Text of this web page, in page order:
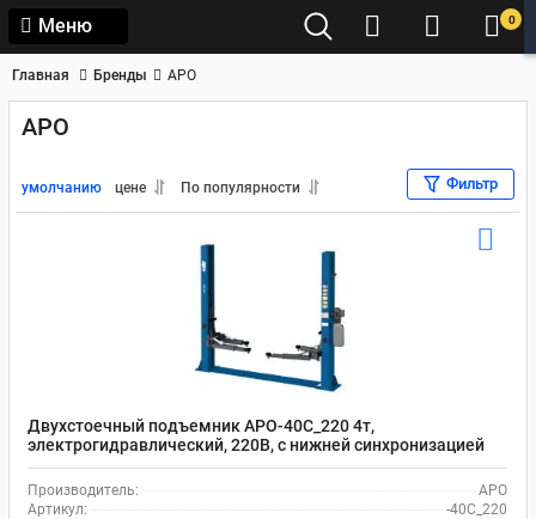
Меню 0
Главная Бренды APO
APO
умолчанию цене По популярности Фильтр
Двухстоечный подъемник APO-40C_220 4т,
электрогидравлический, 220В, с нижней синхронизацией
Производитель:
APO
Артикул:
-40C_220